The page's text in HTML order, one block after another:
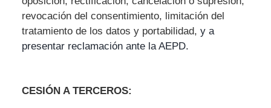
revocación del consentimiento, limitación del
tratamiento de los datos y portabilidad, y a
presentar reclamación ante la AEPD.
CESIÓN A TERCEROS: